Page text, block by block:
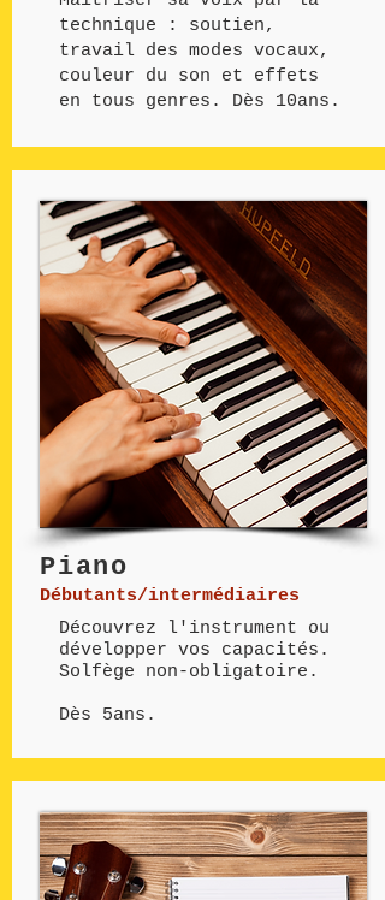
technique : soutien,
travail des modes vocaux,
couleur du son et effets
en tous genres. Dès 10ans.
Piano
Débutants/intermédiaires
Découvrez l'instrument ou
développer vos capacités.
Solfège non-obligatoire.
Dès 5ans.